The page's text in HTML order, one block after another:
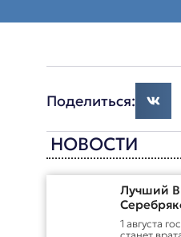
Поделиться:
НОВОСТИ
Лучший
Омска В
1 августа